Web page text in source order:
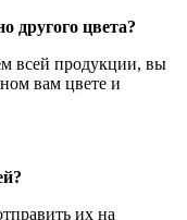
другого цвета?
всей продукции, вы
вам цвете и
их на